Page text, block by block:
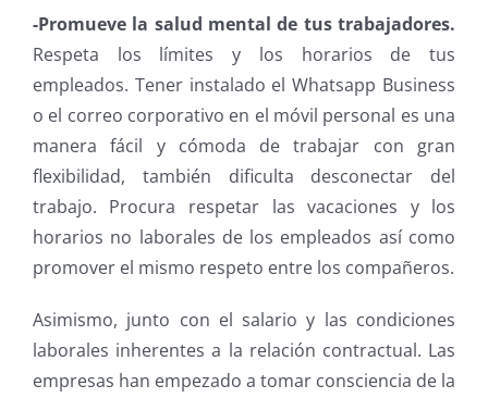
-Promueve la salud mental de tus trabajadores.
Respeta los límites y los horarios de tus
empleados. Tener instalado el Whatsapp Business
o el correo corporativo en el móvil personal es una
manera fácil y cómoda de trabajar con gran
flexibilidad, también dificulta desconectar del
trabajo. Procura respetar las vacaciones y los
horarios no laborales de los empleados así como
promover el mismo respeto entre los compañeros.
Asimismo, junto con el salario y las condiciones
laborales inherentes a la relación contractual. Las
empresas han empezado a tomar consciencia de la